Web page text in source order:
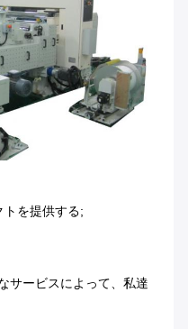
を提供する;
サービスによって、私達